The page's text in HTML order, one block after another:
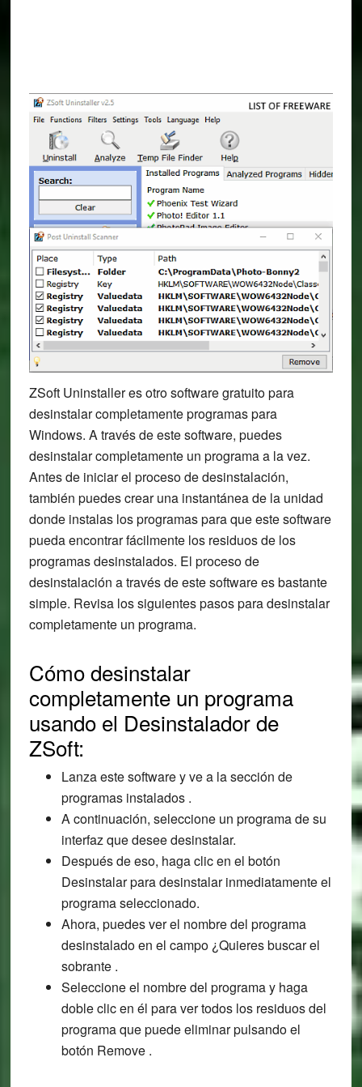
ZSoft Uninstaller es otro software gratuito para
desinstalar completamente programas para
Windows. A través de este software, puedes
desinstalar completamente un programa a la vez.
Antes de iniciar el proceso de desinstalación,
también puedes crear una instantánea de la unidad
donde instalas los programas para que este software
pueda encontrar fácilmente los residuos de los
programas desinstalados. El proceso de
desinstalación a través de este software es bastante
simple. Revisa los siguientes pasos para desinstalar
completamente un programa.
Cómo desinstalar
completamente un programa
usando el Desinstalador de
ZSoft:
Lanza este software y ve a la sección de
programas instalados .
A continuación, seleccione un programa de su
interfaz que desee desinstalar.
Después de eso, haga clic en el botón
Desinstalar para desinstalar inmediatamente el
programa seleccionado.
Ahora, puedes ver el nombre del programa
desinstalado en el campo ¿Quieres buscar el
sobrante .
Seleccione el nombre del programa y haga
doble clic en él para ver todos los residuos del
programa que puede eliminar pulsando el
botón Remove .